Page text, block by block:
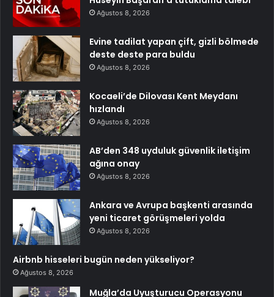
Ağustos 8, 2026
Evine tadilat yapan çift, gizli bölmede
deste deste para buldu
Ağustos 8, 2026
Kocaeli’de Dilovası Kent Meydanı
hızlandı
Ağustos 8, 2026
AB’den 348 uyduluk güvenlik iletişim
ağına onay
Ağustos 8, 2026
Ankara ve Avrupa başkenti arasında
yeni ticaret görüşmeleri yolda
Ağustos 8, 2026
Airbnb hisseleri bugün neden yükseliyor?
Ağustos 8, 2026
Muğla’da Uyuşturucu Operasyonu